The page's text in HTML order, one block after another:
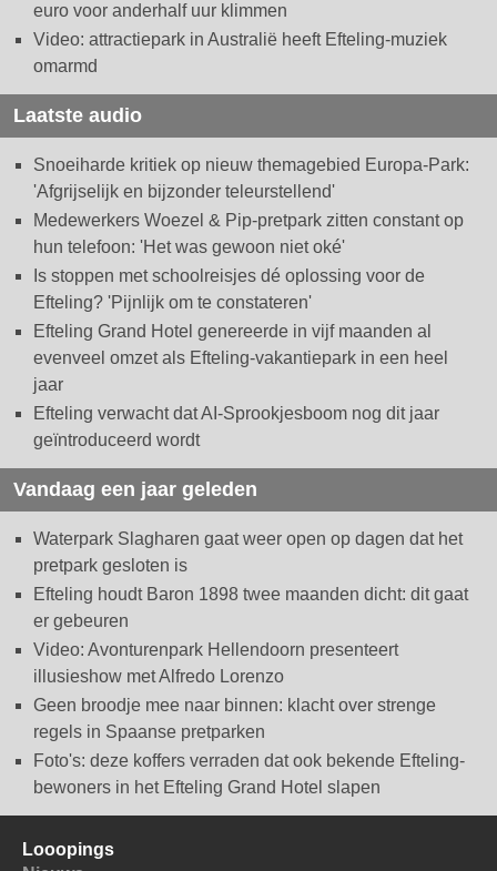
euro voor anderhalf uur klimmen
Video: attractiepark in Australië heeft Efteling-muziek
omarmd
Laatste audio
Snoeiharde kritiek op nieuw themagebied Europa-Park:
'Afgrijselijk en bijzonder teleurstellend'
Medewerkers Woezel & Pip-pretpark zitten constant op
hun telefoon: 'Het was gewoon niet oké'
Is stoppen met schoolreisjes dé oplossing voor de
Efteling? 'Pijnlijk om te constateren'
Efteling Grand Hotel genereerde in vijf maanden al
evenveel omzet als Efteling-vakantiepark in een heel
jaar
Efteling verwacht dat AI-Sprookjesboom nog dit jaar
geïntroduceerd wordt
Vandaag een jaar geleden
Waterpark Slagharen gaat weer open op dagen dat het
pretpark gesloten is
Efteling houdt Baron 1898 twee maanden dicht: dit gaat
er gebeuren
Video: Avonturenpark Hellendoorn presenteert
illusieshow met Alfredo Lorenzo
Geen broodje mee naar binnen: klacht over strenge
regels in Spaanse pretparken
Foto's: deze koffers verraden dat ook bekende Efteling-
bewoners in het Efteling Grand Hotel slapen
Looopings